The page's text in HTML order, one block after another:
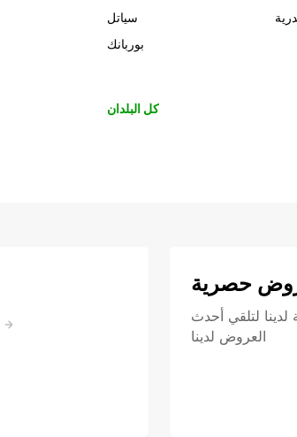
سياتل
بوربانك
كل البلدان
حصرية
لدينا لتلقي أحدث
العروض لدينا